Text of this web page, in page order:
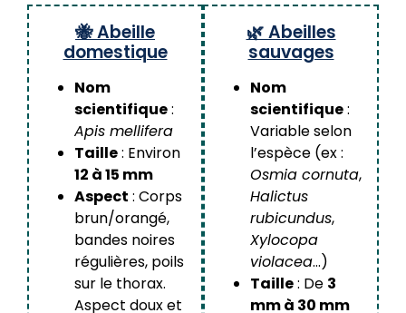
🐝 Abeille
domestique
Nom
scientifique:
Apis mellifera
Taille: Environ
12 à 15 mm
Aspect : Corps
brun/orangé,
bandes noires
régulières, poils
sur le thorax.
Aspect doux et
🌿 Abeilles
sauvages
Nom
scientifique:
Variable selon
l’espèce (ex :
Osmia cornuta,
Halictus
rubicundus,
Xylocopa
violacea…)
Taille: De 3
mm à 30 mm